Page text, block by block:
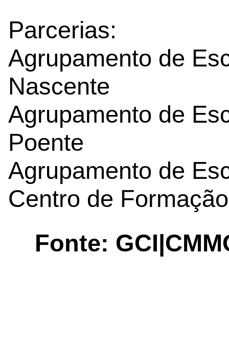
Parcerias:
Agrupamento de
Nascente
Agrupamento de
Poente
Agrupamento de
Centro de
Fonte: